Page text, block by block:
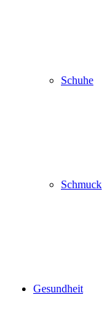
Schuhe
Schmuck
Gesundheit